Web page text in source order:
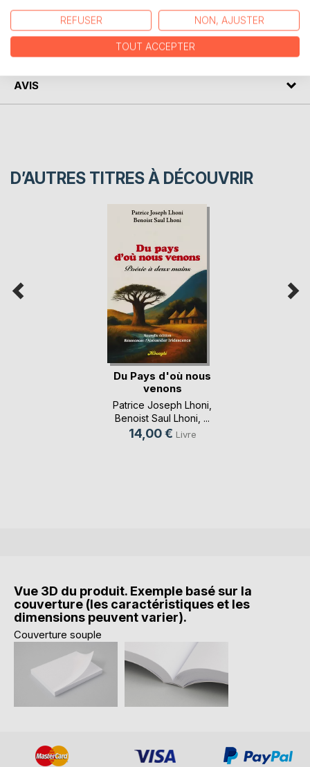
AUTEUR(S)
AVIS
D’AUTRES TITRES À DÉCOUVRIR
Du Pays d'où nous
venons
Patrice Joseph Lhoni
Benoist Saul Lhoni , ...
14,00 € Livre
Vue 3D du produit. Exemple basé sur la
couverture (les caractéristiques et les
dimensions peuvent varier).
Couverture souple
REFUSER NON, AJUSTER
TOUT ACCEPTER